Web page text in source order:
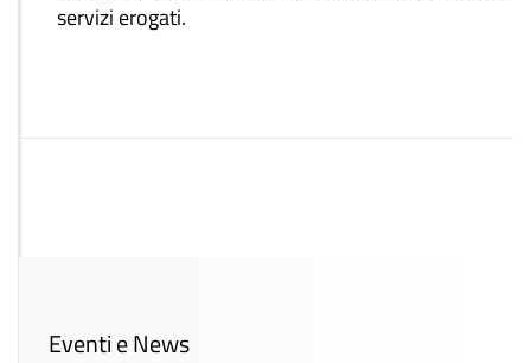
servizi erogati.
Eventi e News